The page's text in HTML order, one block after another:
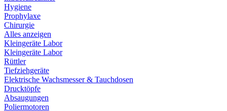
Hygiene
Prophylaxe
Chirurgie
Alles anzeigen
Kleingeräte Labor
Kleingeräte Labor
Rüttler
Tiefziehgeräte
Elektrische Wachsmesser & Tauchdosen
Drucktöpfe
Absaugungen
Poliermotoren